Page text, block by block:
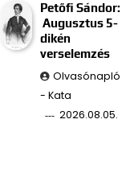
Petőfi Sándor:
Augusztus 5-
dikén
verselemzés
Olvasónapló
- Kata
2026.08.05.